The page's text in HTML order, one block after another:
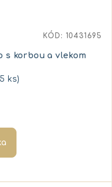
s korbou a vlekom
ks)
KÓD: 10431695